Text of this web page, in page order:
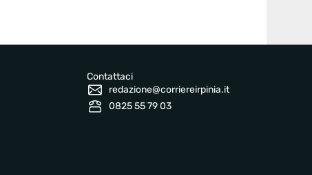
Contattaci
redazione@corriereirpinia.it
0825 55 79 03